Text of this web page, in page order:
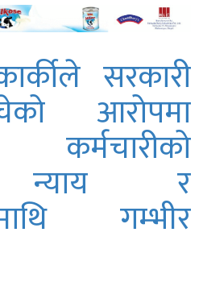
सरकारी
आरोपमा
न्याय र
गम्भीर